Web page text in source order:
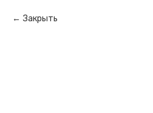
Закрыть